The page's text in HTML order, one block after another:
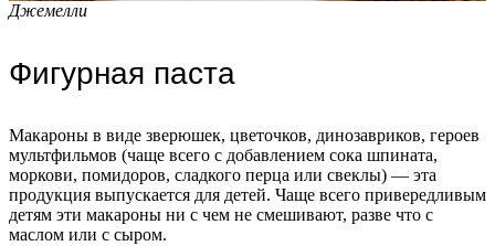
Джемелли
Фигурная паста
Макароны в виде зверюшек, цветочков, динозавриков, героев
мультфильмов (чаще всего с добавлением сока шпината,
моркови, помидоров, сладкого перца или свеклы) — эта
продукция выпускается для детей. Чаще всего привередливым
детям эти макароны ни с чем не смешивают, разве что с
маслом или с сыром.